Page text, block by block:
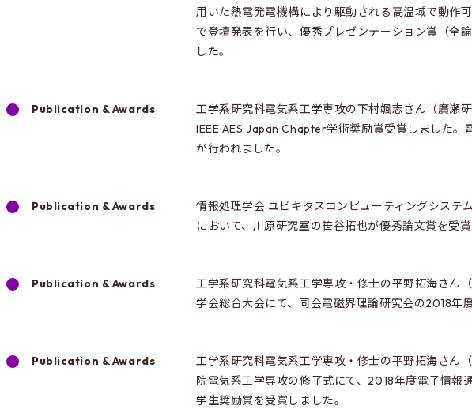
用いた熱電発電機構により駆動される高温域で動作
で登壇発表を行い、優秀プレゼンテーション賞（全
した。
Publication & Awards
工学系研究科電気系工学専攻の下村颯志さん（廣瀬
IEEE AES Japan Chapter学術奨励賞受賞しました。
が行われました。
Publication & Awards
情報処理学会 ユビキタスコンピューティングシステ
において、川原研究室の笹谷拓也が優秀論文賞を受賞
Publication & Awards
工学系研究科電気系工学専攻・修士の平野拓海さん
学会総合大会にて、同会電磁界理論研究会の2018年
Publication & Awards
工学系研究科電気系工学専攻・修士の平野拓海さん
院電気系工学専攻の修了式にて、2018年度電子情報
学生奨励賞を受賞しました。